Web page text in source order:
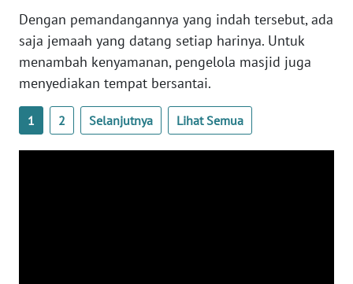
Dengan pemandangannya yang indah tersebut, ada
saja jemaah yang datang setiap harinya. Untuk
menambah kenyamanan, pengelola masjid juga
menyediakan tempat bersantai.
1 2 Selanjutnya Lihat Semua
WN
JAMBI
WN
SULTRA
WN